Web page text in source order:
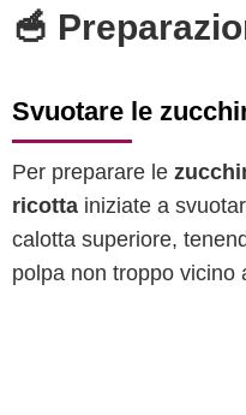
🥣
Svuotare le
Per preparare le
ricotta iniziate a
calotta superiore,
polpa non troppo vicino